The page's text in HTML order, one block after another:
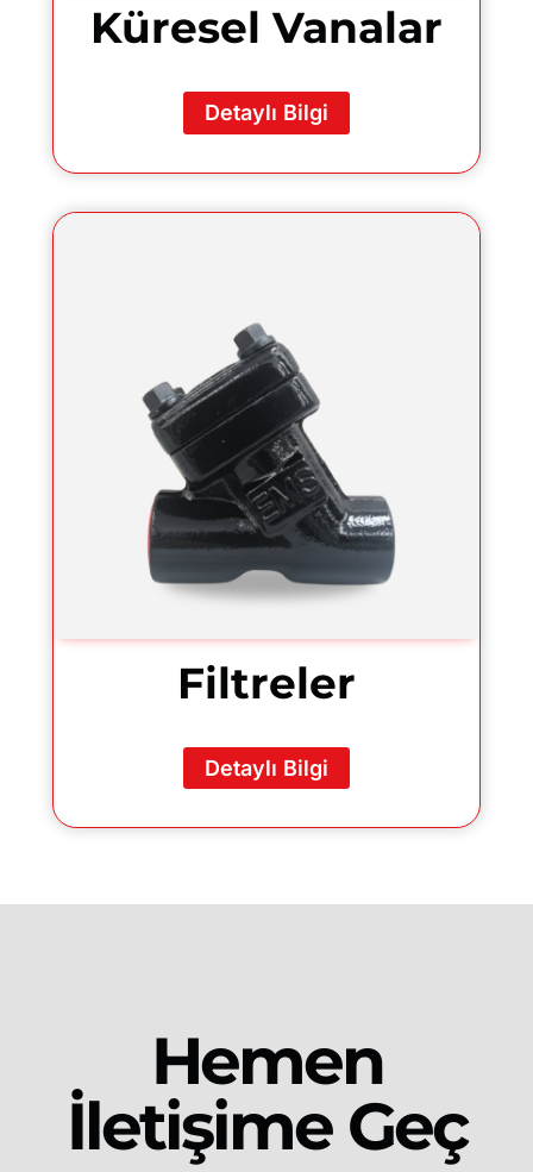
Küresel Vanalar
Detaylı Bilgi
Filtreler
Detaylı Bilgi
Hemen
İletişime Geç